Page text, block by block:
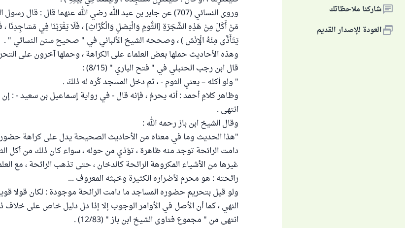
شاركنا ملاحظاتك
العودة للإصدار القديم
وروى النسائي (707) عن جابر بن عبد الله رضي الله عنهما قال :
مَنْ أَكَلَ مِنْ هَذِهِ الشَّجَرَةِ [الثُّومِ وَالْبَصَلِ وَالْكُرَّاثِ] ، فَلَا يَقْرَبْنَا فِي مَسَاجِدِنَا ،
يَتَأَذَّى مِنْهُ الْإِنْسُ ) ، وصححه الشيخ الألباني في " صحيح سنن النسائي " .
وهذه الأحاديث حملها بعض العلماء على الكراهة ، وحملها آخرون على
قال ابن رجب الحنبلي في " فتح الباري " (8/15) :
" ولو أكله – يعني الثوم - ، ثم دخل المسجد كُره له ذلكَ .
وظاهر كلامِ أحمد : أنه يحرمُ ، فإنه قال - في رواية إسماعيل بن سعيد - :
انتهى .
وقال الشيخ ابن باز رحمه الله :
"هذا الحديث وما في معناه من الأحاديث الصحيحة يدل على كراهة حضور
دامت الرائحة توجد منه ظاهرة ، تؤذي من حوله ، سواء كان ذلك من أكل
غيرها من الأشياء المكروهة الرائحة كالدخان ، حتى تذهب الرائحة ، مع
رائحته : هو محرم لأضراره الكثيرة وخبثه المعروف ...
ولو قيل بتحريم حضوره المساجد ما دامت الرائحة موجودة : لكان قولا
النهي ، كما أن الأصل في الأوامر الوجوب إلا إذا دل دليل خاص على خلاف
انتهى من " مجموع فتاوى الشيخ ابن باز " (12/83) .